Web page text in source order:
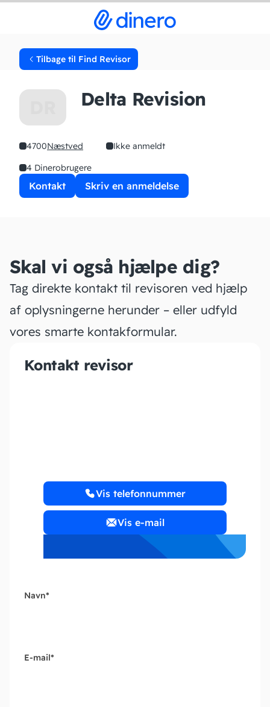
Tilbage til Find Revisor
Delta Revision
4700Næstved
Ikke anmeldt
4 Dinerobrugere
Kontakt Skriv en anmeldelse
Skal vi også hjælpe dig?
Tag direkte kontakt til revisoren ved hjælp
af oplysningerne herunder – eller udfyld
vores smarte kontakformular.
Kontakt revisor
Vis telefonnummer
Vis e-mail
Navn*
E-mail*